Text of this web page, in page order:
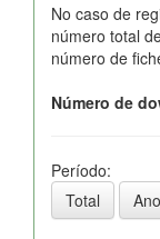
No caso de
número total
número de
Número de
Período:
Total
Ano